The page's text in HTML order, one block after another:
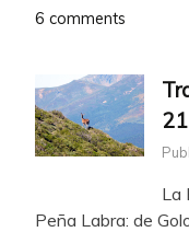
6 comments
La
Peña Labra: de